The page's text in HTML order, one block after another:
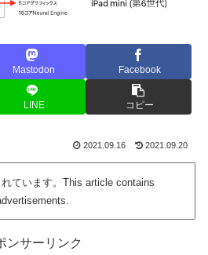
Mastodon Facebook
LINE コピー
2021.09.16 2021.09.20
ています。This article contains
ンサーリンク